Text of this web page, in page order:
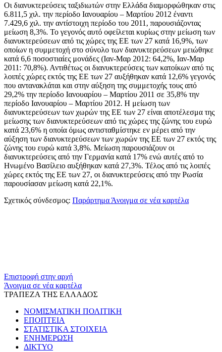
Οι διανυκτερεύσεις ταξιδιωτών στην Ελλάδα διαμορφώθηκαν στις
6.811,5 χιλ. την περίοδο Ιανουαρίου – Μαρτίου 2012 έναντι
7.429,6 χιλ. την αντίστοιχη περίοδο του 2011, παρουσιάζοντας
μείωση 8,3%. Το γεγονός αυτό οφείλεται κυρίως στην μείωση των
διανυκτερεύσεων από τις χώρες της ΕΕ των 27 κατά 16,9%, των
οποίων η συμμετοχή στο σύνολο των διανυκτερεύσεων μειώθηκε
κατά 6,6 ποσοστιαίες μονάδες (Ιαν-Μαρ 2012: 64,2%, Ιαν-Μαρ
2011: 70,8%). Αντιθέτως οι διανυκτερεύσεις των κατοίκων από τις
λοιπές χώρες εκτός της ΕΕ των 27 αυξήθηκαν κατά 12,6% γεγονός
που αντανακλάται και στην αύξηση της συμμετοχής τους από
29,2% την περίοδο Ιανουαρίου – Μαρτίου 2011 σε 35,8% την
περίοδο Ιανουαρίου – Μαρτίου 2012. Η μείωση των
διανυκτερεύσεων των χωρών της ΕΕ των 27 είναι αποτέλεσμα της
μείωσης των διανυκτερεύσεων από τις χώρες της ζώνης του ευρώ
κατά 23,6% η οποία όμως αντισταθμίστηκε εν μέρει από την
αύξηση των διανυκτερεύσεων των χωρών της ΕΕ των 27 εκτός της
ζώνης του ευρώ κατά 3,8%. Μείωση παρουσιάζουν οι
διανυκτερεύσεις από την Γερμανία κατά 17% ενώ αυτές από το
Ηνωμένο Βασίλειο αυξήθηκαν κατά 27,3%. Τέλος από τις λοιπές
χώρες εκτός της ΕΕ των 27, οι διανυκτερεύσεις από την Ρωσία
παρουσίασαν μείωση κατά 22,1%.
Σχετικός σύνδεσμος: Παράρτημα Άνοιγμα σε νέα καρτέλα
Επιστροφή στην αρχή
Άνοιγμα σε νέα καρτέλα
ΤΡΑΠΕΖΑ ΤΗΣ ΕΛΛΑΔΟΣ
ΝΟΜΙΣΜΑΤΙΚΗ ΠΟΛΙΤΙΚΗ
ΕΠΟΠΤΕΙΑ
ΣΤΑΤΙΣΤΙΚΑ ΣΤΟΙΧΕΙΑ
ΕΝΗΜΕΡΩΣΗ
ΔΙΚΤΥΟ